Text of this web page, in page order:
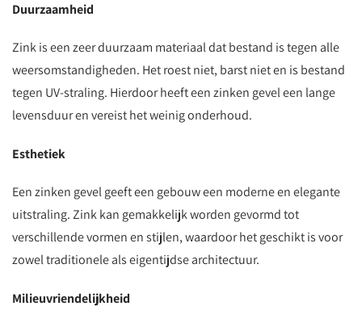
Duurzaamheid
Zink is een zeer duurzaam materiaal dat bestand is tegen alle
weersomstandigheden. Het roest niet, barst niet en is bestand
tegen UV-straling. Hierdoor heeft een zinken gevel een lange
levensduur en vereist het weinig onderhoud.
Esthetiek
Een zinken gevel geeft een gebouw een moderne en elegante
uitstraling. Zink kan gemakkelijk worden gevormd tot
verschillende vormen en stijlen, waardoor het geschikt is voor
zowel traditionele als eigentijdse architectuur.
Milieuvriendelijkheid